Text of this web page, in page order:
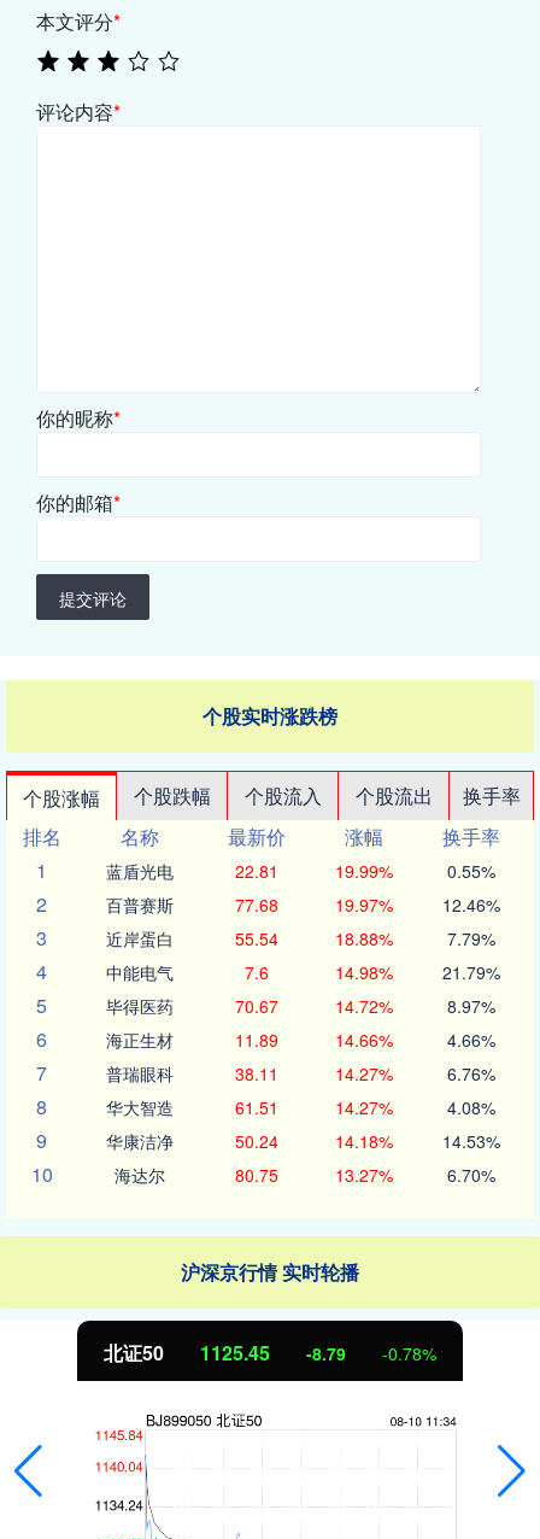
本文评分*
评论内容*
你的昵称*
你的邮箱*
提交评论
个股实时涨跌榜
个股涨幅 个股跌幅 个股流入 个股流出
换手率
排名
名称 最新价 涨幅
换手率
1
蓝盾光电 22.81 19.99% 0.55%
2 百普赛斯 77.68 19.97% 12.46%
3 近岸蛋白 55.54 18.88% 7.79%
4 中能电气 7.6 14.98% 21.79%
5 毕得医药 70.67 14.72% 8.97%
6 海正生材 11.89 14.66% 4.66%
7 普瑞眼科 38.11 14.27% 6.76%
8 华大智造 61.51 14.27% 4.08%
9 华康洁净 50.24 14.18% 14.53%
10 海达尔 80.75 13.27% 6.70%
沪深京行情 实时轮播
北证50 1125.45 -8.79 -0.78%